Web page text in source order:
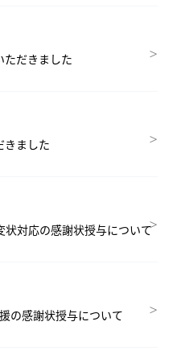
ただきました
きました
対応の感謝状授与について
の感謝状授与について